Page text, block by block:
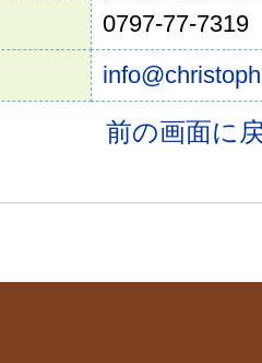
0797-77-7319
前の画面に